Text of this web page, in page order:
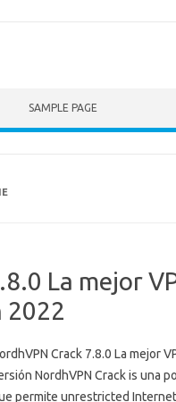
SAMPLE PAGE
La mejor
2022
Crack 7.8.0 La mejor
NordhVPN Crack is una
permite unrestricted